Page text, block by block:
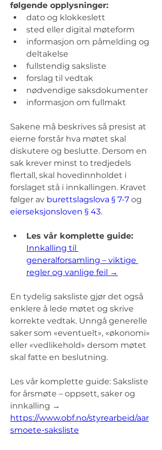
følgende opplysninger:
dato og klokkeslett
sted eller digital møteform
informasjon om påmelding og
deltakelse
fullstendig saksliste
forslag til vedtak
nødvendige saksdokumenter
informasjon om fullmakt
Sakene må beskrives så presist at
eierne forstår hva møtet skal
diskutere og beslutte. Dersom en
sak krever minst to tredjedels
flertall, skal hovedinnholdet i
forslaget stå i innkallingen. Kravet
følger av burettslagslova § 7-7 og
eierseksjonsloven § 43.
Les vår komplette guide:
Innkalling til
generalforsamling – viktige
regler og vanlige feil →
En tydelig saksliste gjør det også
enklere å lede møtet og skrive
korrekte vedtak. Unngå generelle
saker som «eventuelt», «økonomi»
eller «vedlikehold» dersom møtet
skal fatte en beslutning.
Les vår komplette guide: Saksliste
for årsmøte – oppsett, saker og
innkalling →
https://www.obf.no/styrearbeid/aar
smoete-saksliste